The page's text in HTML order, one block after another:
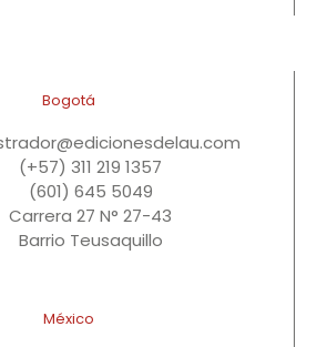
Bogotá
(+57) 311 219 1357
(601) 645 5049
Carrera 27 N° 27-43
Barrio Teusaquillo
México